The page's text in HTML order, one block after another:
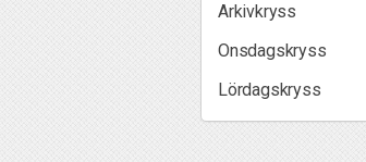
Arkivkryss
Onsdagskryss
Lördagskryss